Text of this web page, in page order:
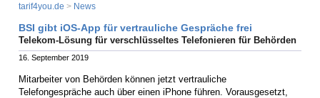
tarif4you.de > News
BSI gibt iOS-App für vertrauliche Gespräche frei
Telekom-Lösung für verschlüsseltes Telefonieren für Behörden
16. September 2019
Mitarbeiter von Behörden können jetzt vertrauliche
Telefongespräche auch über einen iPhone führen. Vorausgesetzt,